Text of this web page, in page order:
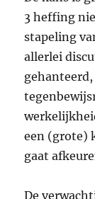
3 heffing
stapeling
allerlei
gehanteerd,
een (grote)
gaat
De